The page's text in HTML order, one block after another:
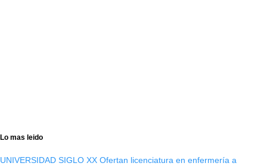
Lo mas leido
UNIVERSIDAD SIGLO XX Ofertan licenciatura en enfermería a